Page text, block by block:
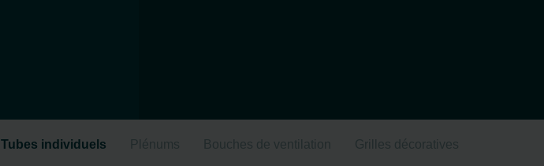
Tubes individuels Plénums Bouches de ventilation Grilles décoratives